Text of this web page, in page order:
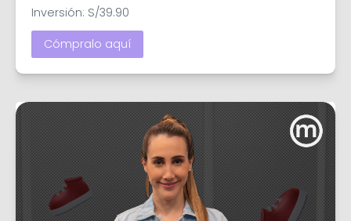
Inversión: S/39.90
Cómpralo aquí